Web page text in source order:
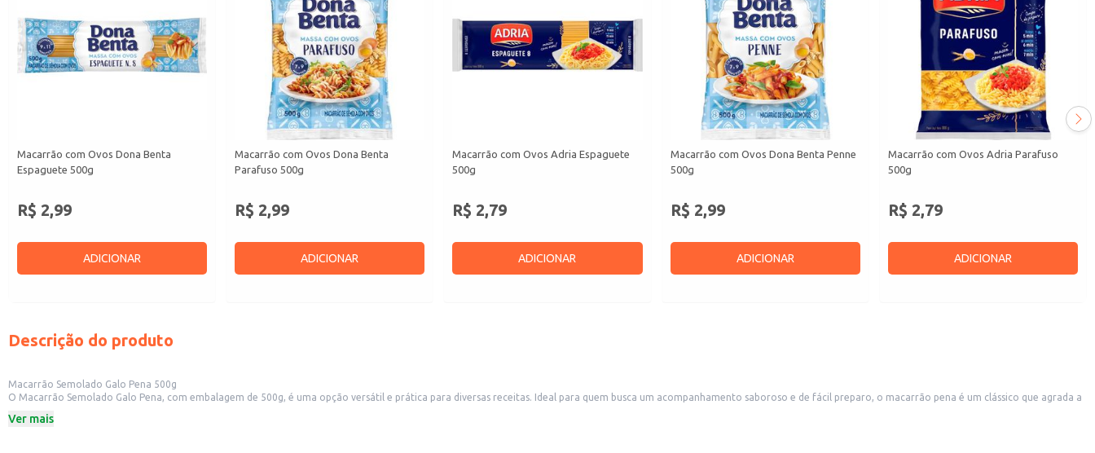
Macarrão com Ovos Dona Benta
Espaguete 500g
R$ 2,99
ADICIONAR
Macarrão com Ovos Dona Benta
Parafuso 500g
R$ 2,99
ADICIONAR
Macarrão com Ovos Adria Espaguete
500g
R$ 2,79
ADICIONAR
Macarrão com Ovos Dona Benta Penne
500g
R$ 2,99
ADICIONAR
Macarrão com Ovos Adria Parafuso
500g
R$ 2,79
ADICIONAR
Descrição do produto
Macarrão Semolado Galo Pena 500g
O Macarrão Semolado Galo Pena, com embalagem de 500g, é uma opção versátil e prática para diversas receitas. Ideal para quem busca um acompanhamento saboroso e de fácil preparo, o macarrão pena é um clássico que agrada a
Este macarrão é perfeito para:
Ver mais